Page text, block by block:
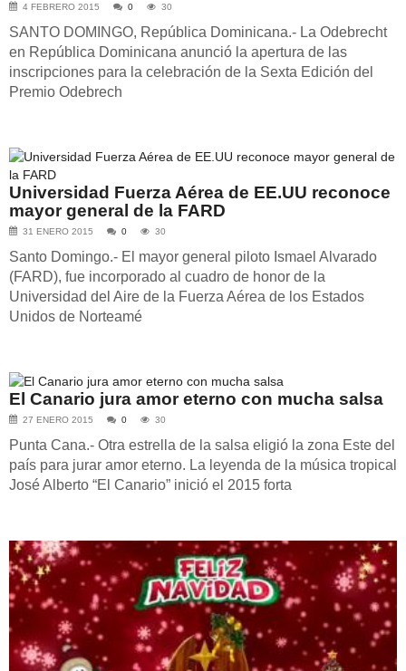
4 FEBRERO 2015 0 30
SANTO DOMINGO, República Dominicana.- La Odebrecht
en República Dominicana anunció la apertura de las
inscripciones para la celebración de la Sexta Edición del
Premio Odebrech
Universidad Fuerza Aérea de EE.UU reconoce
mayor general de la FARD
31 ENERO 2015 0 30
Santo Domingo.- El mayor general piloto Ismael Alvarado
(FARD), fue incorporado al cuadro de honor de la
Universidad del Aire de la Fuerza Aérea de los Estados
Unidos de Norteamé
El Canario jura amor eterno con mucha salsa
27 ENERO 2015 0 30
Punta Cana.- Otra estrella de la salsa eligió la zona Este del
país para jurar amor eterno. La leyenda de la música tropical
José Alberto “El Canario” inició el 2015 forta